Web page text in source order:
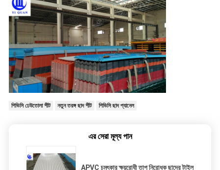
পিভিসি ঢেউতোলা শীট নতুন তরঙ্গ ছাদ শীট পিভিসি ছাদ প্যানেল
এর সেরা মূল্য পান
APVC চমৎকার ক্ষয়রোধী তাপ নিরোধক ছাদের টাইল